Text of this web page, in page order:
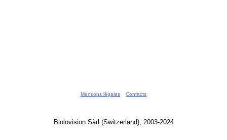
Mentions légales Contacts
Biolovision Sàrl (Switzerland), 2003-2024